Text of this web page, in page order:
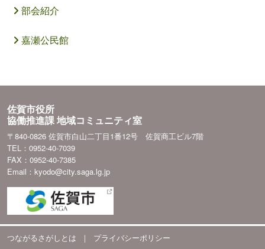
部会紹介
嘉瀬公民館
佐賀市役所
協働推進課 地域コミュニティ室
〒840-0826 佐賀市白山二丁目1番12号 佐賀商工ビル7階
TEL：0952-40-7039
FAX：0952-40-7385
Email：kyodo@city.saga.lg.jp
つながるさがしとは ｜ プライバシーポリシー